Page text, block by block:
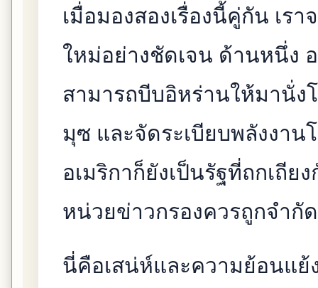
เมื่อมองสองเรื่องนี้คู่กัน เร
ใหม่อย่างชัดเจน ด้านหนึ่ง
สามารถบีบอิหร่านให้มานั่ง
มุซ และจัดระเบียบพลังงา
อเมริกาก็ยังเป็นรัฐที่ถกเถี
หน่วยข่าวกรองควรถูกจำกั
นี่คือเสน่ห์และความย้อนแย้